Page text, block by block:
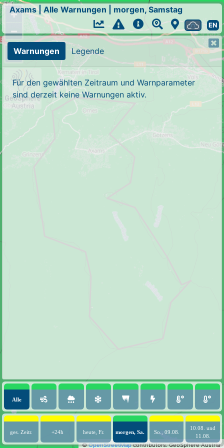
+
−
©OpenStreetMapcontributors. GeoSphere Austria
Axams|Alle Warnungen morgen, Samstag
EN
Warnungen Legende
Für den gewählten Zeitraum und Warnparameter
sind derzeit keine Warnungen aktiv.
Alle
ges. Zeitr. +24h heute, Fr. morgen, Sa. So., 09.08.
10.08. und
11.08.